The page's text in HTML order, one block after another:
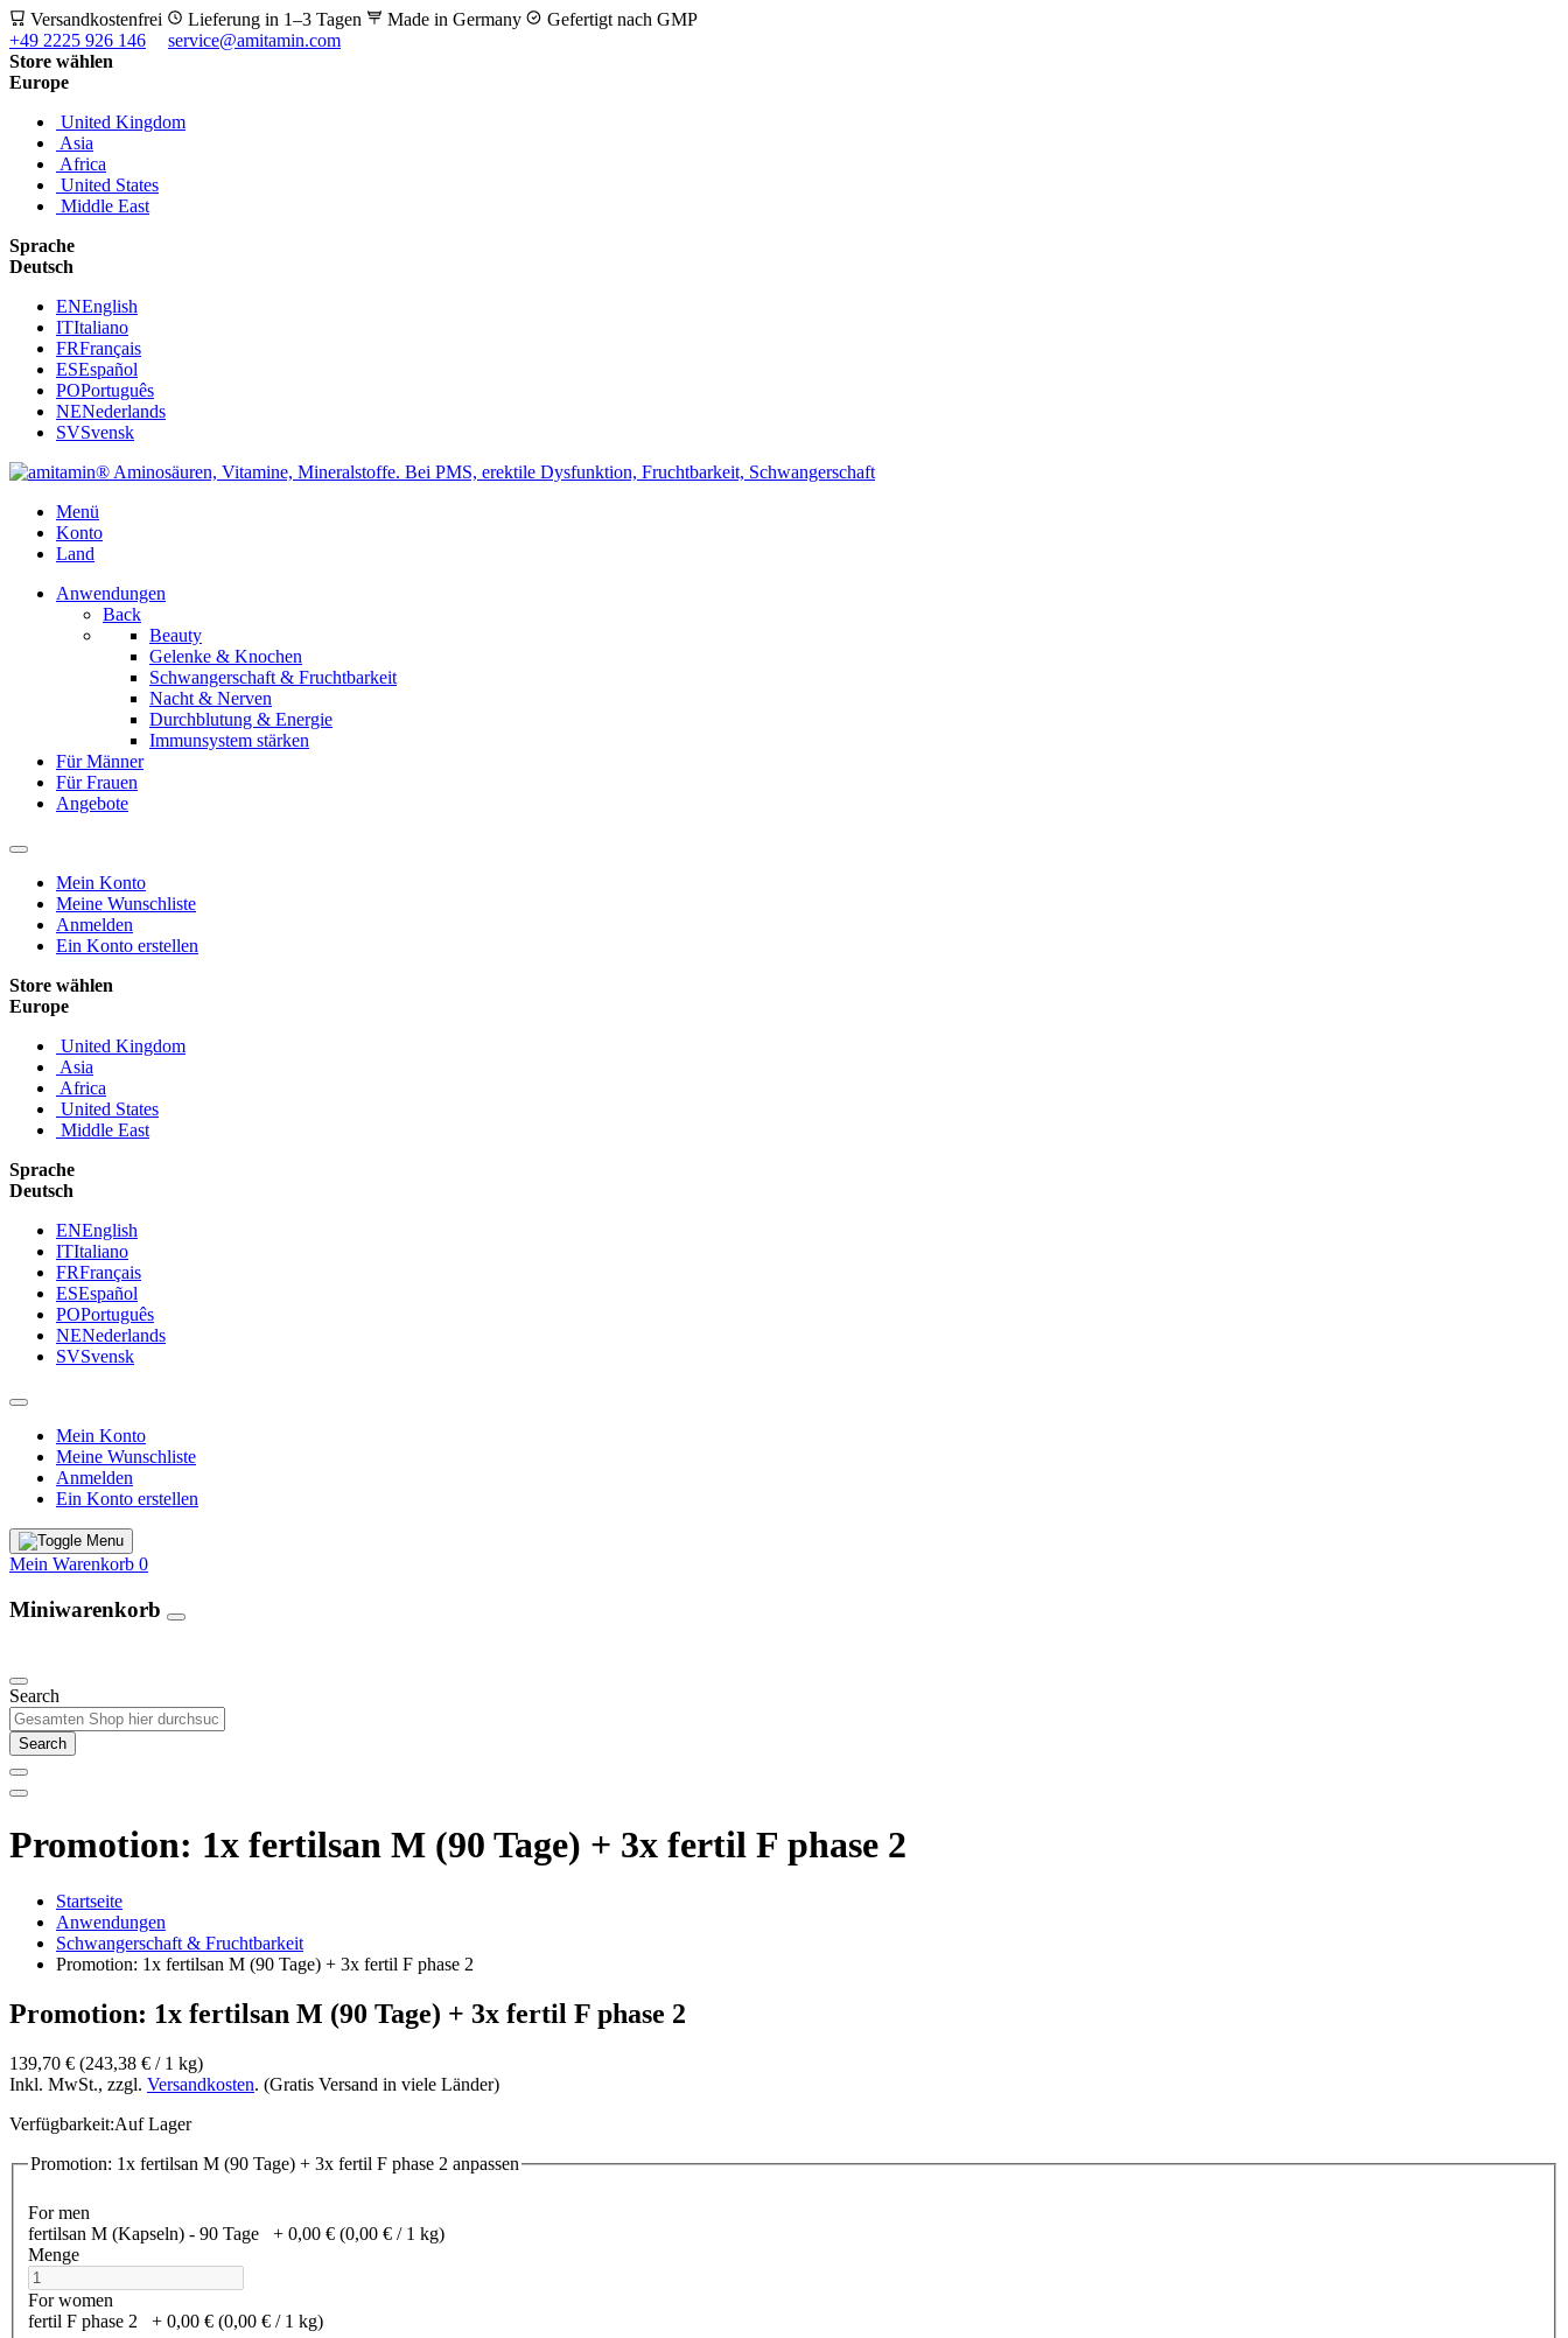
Versandkostenfrei Lieferung in 1–3 Tagen Made in Germany
Gefertigt nach GMP
+49 2225 926 146
service@amitamin.com
Store wählen
Europe
United Kingdom
Asia
Africa
United States
Middle East
Sprache
Deutsch
ENEnglish
ITItaliano
FRFrançais
ESEspañol
POPortuguês
NENederlands
SVSvensk
Menü
Konto
Land
Anwendungen
Back
Beauty
Gelenke & Knochen
Schwangerschaft & Fruchtbarkeit
Nacht & Nerven
Durchblutung & Energie
Immunsystem stärken
Für Männer
Für Frauen
Angebote
Mein Konto
Meine Wunschliste
Anmelden
Ein Konto erstellen
Store wählen
Europe
United Kingdom
Asia
Africa
United States
Middle East
Sprache
Deutsch
ENEnglish
ITItaliano
FRFrançais
ESEspañol
POPortuguês
NENederlands
SVSvensk
Mein Konto
Meine Wunschliste
Anmelden
Ein Konto erstellen
Mein Warenkorb 0
Miniwarenkorb
Search
Search
Promotion: 1x fertilsan M (90 Tage) + 3x fertil F phase 2
Startseite
Anwendungen
Schwangerschaft & Fruchtbarkeit
Promotion: 1x fertilsan M (90 Tage) + 3x fertil F phase 2
Promotion: 1x fertilsan M (90 Tage) + 3x fertil F phase 2
139,70 € (243,38 €­ / 1 kg)
Inkl. MwSt., zzgl. Versandkosten. (Gratis Versand in viele Länder)
Verfügbarkeit:Auf Lager
Promotion: 1x fertilsan M (90 Tage) + 3x fertil F phase 2 anpassen
For men
fertilsan M (Kapseln) - 90 Tage
+ 0,00 € (0,00 €­ / 1 kg)
Menge
For women
fertil F phase 2
+ 0,00 € (0,00 €­ / 1 kg)